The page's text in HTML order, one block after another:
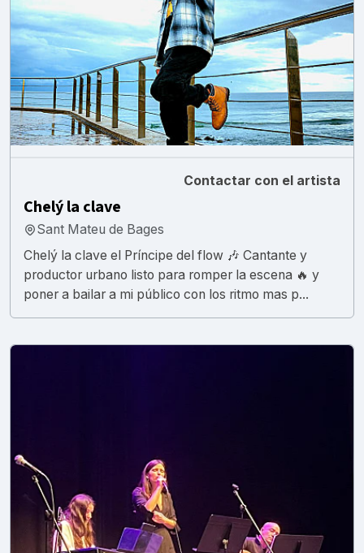
Contactar con el artista
Chelý la clave
Sant Mateu de Bages
Chelý la clave el Príncipe del flow 🎶 Cantante y
productor urbano listo para romper la escena 🔥 y
poner a bailar a mi público con los ritmo mas p...